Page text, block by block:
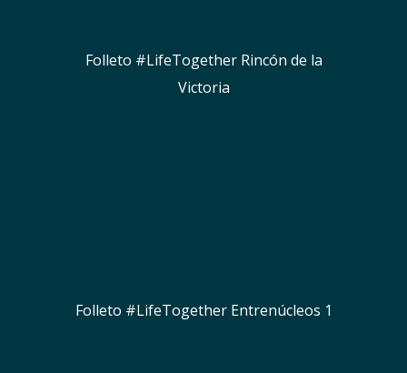
Folleto #LifeTogether Rincón de la
Victoria
Folleto #LifeTogether Entrenúcleos 1